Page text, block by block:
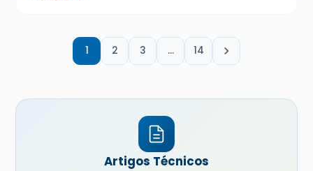
1 2 3 … 14
Artigos Técnicos